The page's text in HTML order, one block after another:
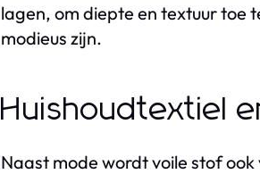
lagen, om diepte en textuur toe
modieus zijn.
Huishoudtextiel
Naast mode wordt voile stof